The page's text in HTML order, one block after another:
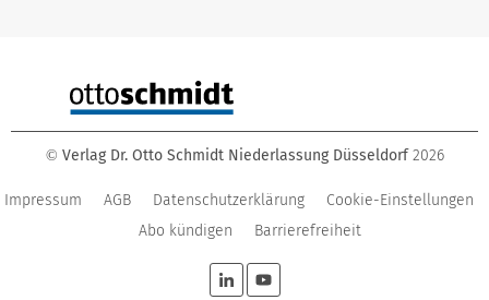
© Verlag Dr. Otto Schmidt Niederlassung Düsseldorf 2026
Impressum AGB Datenschutzerklärung
Cookie-Einstellungen
Abo kündigen
Barrierefreiheit